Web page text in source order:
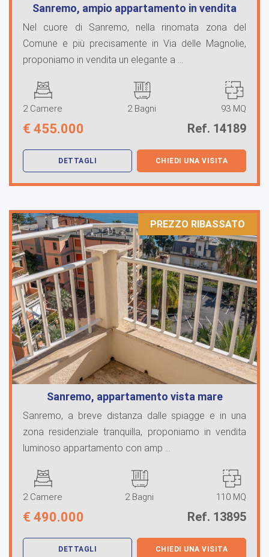
Sanremo, ampio appartamento in vendita
Nel cuore di Sanremo, nella rinomata zona del
Comune e più precisamente in Via delle Magnolie,
proponiamo in vendita un elegante a ...
2 Camere 2 Bagni 93 MQ
€ 455.000 Ref. 14189
DETTAGLI CHIEDI UNA VISITA
PREZZO RIBASSATO
Sanremo, appartamento vista mare
Sanremo, a breve distanza dalle spiagge e in una
zona residenziale tranquilla, proponiamo in vendita
luminoso appartamento con amp ...
2 Camere 2 Bagni 110 MQ
€ 490.000 Ref. 13895
DETTAGLI CHIEDI UNA VISITA